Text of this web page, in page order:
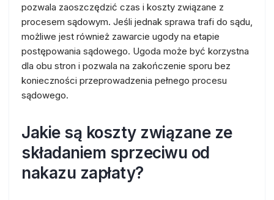
pozwala zaoszczędzić czas i koszty związane z
procesem sądowym. Jeśli jednak sprawa trafi do sądu,
możliwe jest również zawarcie ugody na etapie
postępowania sądowego. Ugoda może być korzystna
dla obu stron i pozwala na zakończenie sporu bez
konieczności przeprowadzenia pełnego procesu
sądowego.
Jakie są koszty związane ze
składaniem sprzeciwu od
nakazu zapłaty?